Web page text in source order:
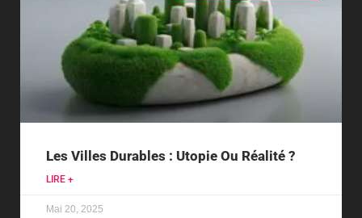
Les Villes Durables : Utopie Ou Réalité ?
LIRE +
Mai 20, 2025